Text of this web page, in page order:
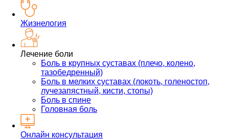
Жизнелогия
Лечение боли
Боль в крупных суставах (плечо, колено,
тазобедренный)
Боль в мелких суставах (локоть, голеностоп,
лучезапястный, кисти, стопы)
Боль в спине
Головная боль
Онлайн консультация